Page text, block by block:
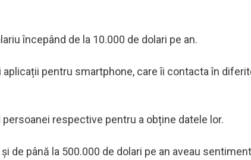
începând de la 10.000 de dolari pe an.
pentru smartphone, care îi contacta în
respective pentru a obține datele lor.
de până la 500.000 de dolari pe an aveau